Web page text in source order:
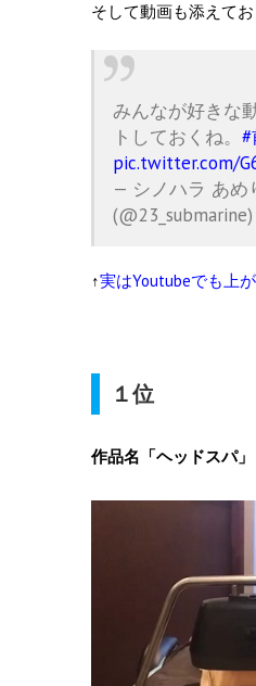
そして動画も添えてお
みんなが好きな
トしておくね。
pic.twitter.com/
— シノハラ あめ
(@23_submarine)
↑実はYoutubeでも上
１位
作品名「ヘッドスパ